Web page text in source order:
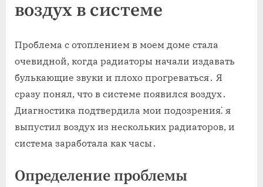
воздух в системе
Проблема с отоплением в моем доме стала
очевидной, когда радиаторы начали издавать
булькающие звуки и плохо прогреваться․ Я
сразу понял, что в системе появился воздух․
Диагностика подтвердила мои подозрения⁚ я
выпустил воздух из нескольких радиаторов, и
система заработала как часы․
Определение проблемы